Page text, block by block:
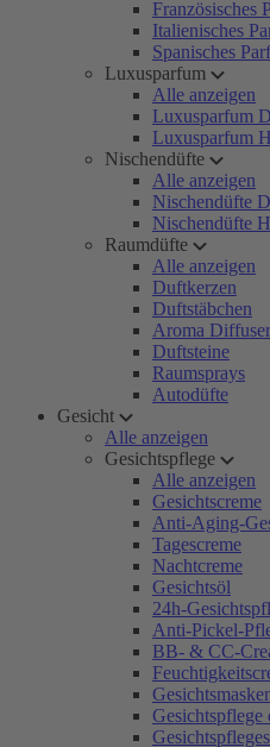
Französisches
Italienisches
Spanisches
Luxusparfum
Alle anzeigen
Luxusparfum
Luxusparfum
Nischendüfte
Alle anzeigen
Nischendüfte
Nischendüfte
Raumdüfte
Alle anzeigen
Duftkerzen
Duftstäbchen
Aroma Diffuser
Duftsteine
Raumsprays
Autodüfte
Gesicht
Alle anzeigen
Gesichtspflege
Alle anzeigen
Gesichtscreme
Anti-Aging-
Tagescreme
Nachtcreme
Gesichtsöl
24h-
Anti-Pickel-
BB- & CC-
Gesichtspflege